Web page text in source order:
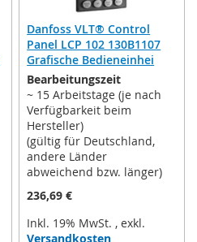
Danfoss VLT® Control
Panel LCP 102 130B1107
Grafische Bedieneinhei
Bearbeitungszeit
~ 15 Arbeitstage (je nach
Verfügbarkeit beim
Hersteller)
(gültig für Deutschland,
andere Länder
abweichend bzw. länger)
236,69 €
Inkl. 19% MwSt. , exkl.
Versandkosten